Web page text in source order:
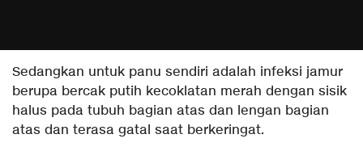
Sedangkan untuk panu sendiri adalah infeksi jamur
berupa bercak putih kecoklatan merah dengan sisik
halus pada tubuh bagian atas dan lengan bagian
atas dan terasa gatal saat berkeringat.